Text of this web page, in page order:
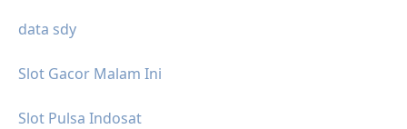
data sdy
Slot Gacor Malam Ini
Slot Pulsa Indosat